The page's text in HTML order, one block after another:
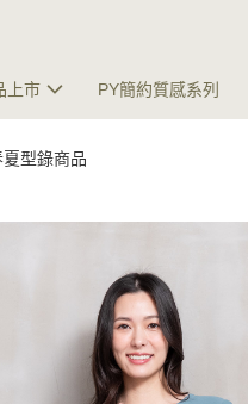
上市 PY簡約質感系列
型錄商品